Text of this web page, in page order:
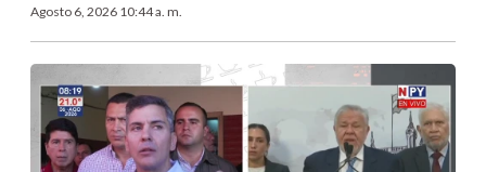
Agosto 6, 2026 10:44 a. m.